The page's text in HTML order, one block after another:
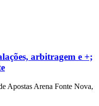
arbitragem e +;
Apostas Arena Fonte Nova,